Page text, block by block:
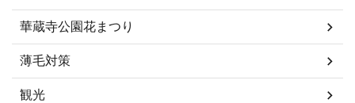
華蔵寺公園花まつり
薄毛対策
観光